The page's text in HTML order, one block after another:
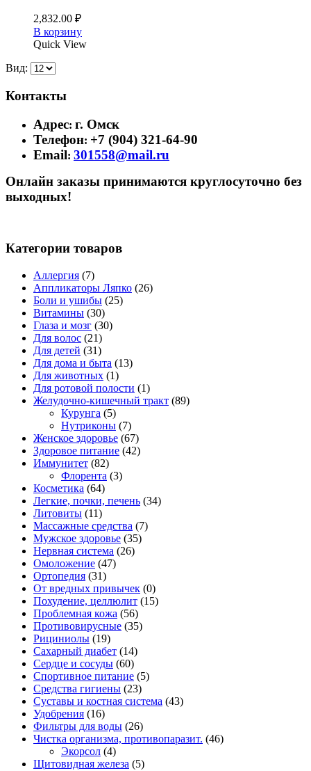
2,832.00 ₽
В корзину
Quick View
Вид:
Контакты
Адрес: г. Омск
Телефон: +7 (904) 321-64-90
Email: 301558@mail.ru
Онлайн заказы принимаются круглосуточно без
выходных!
Категории товаров
Аллергия (7)
Аппликаторы Ляпко (26)
Боли и ушибы (25)
Витамины (30)
Глаза и мозг (30)
Для волос (21)
Для детей (31)
Для дома и быта (13)
Для животных (1)
Для ротовой полости (1)
Желудочно-кишечный тракт (89)
Курунга (5)
Нутриконы (7)
Женское здоровье (67)
Здоровое питание (42)
Иммунитет (82)
Флорента (3)
Косметика (64)
Легкие, почки, печень (34)
Литовиты (11)
Массажные средства (7)
Мужское здоровье (35)
Нервная система (26)
Омоложение (47)
Ортопедия (31)
От вредных привычек (0)
Похудение, целлюлит (15)
Проблемная кожа (56)
Противовирусные (35)
Рициниолы (19)
Сахарный диабет (14)
Сердце и сосуды (60)
Спортивное питание (5)
Средства гигиены (23)
Суставы и костная система (43)
Удобрения (16)
Фильтры для воды (26)
Чистка организма, противопаразит. (46)
Экорсол (4)
Щитовидная железа (5)